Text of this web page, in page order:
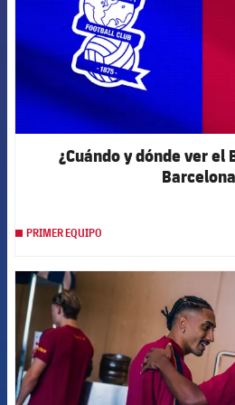
¿Cuándo y dónde ver el
PRIMER EQUIPO